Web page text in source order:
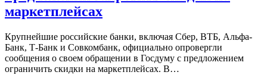
маркетплейсах
Крупнейшие российские банки, включая Сбер, ВТБ, Альфа-
Банк, Т-Банк и Совкомбанк, официально опровергли
сообщения о своем обращении в Госдуму с предложением
ограничить скидки на маркетплейсах. В…